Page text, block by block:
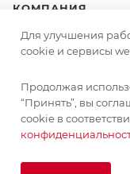
КОМПАНИЯ
ИНФОРМАЦИЯ
ПОМОЩЬ
Для улучшения
cookie и сервисы
Продолжая
“Принять”, вы
cookie в